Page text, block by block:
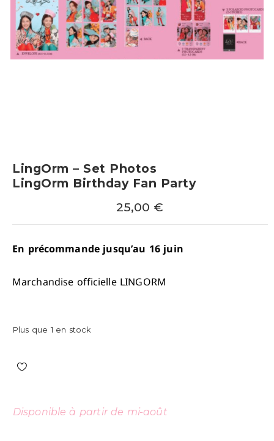
LingOrm – Set Photos
LingOrm Birthday Fan Party
25,00 €
En précommande jusqu’au 16 juin
Marchandise officielle LINGORM
Plus que 1 en stock
Disponible à partir de mi-août